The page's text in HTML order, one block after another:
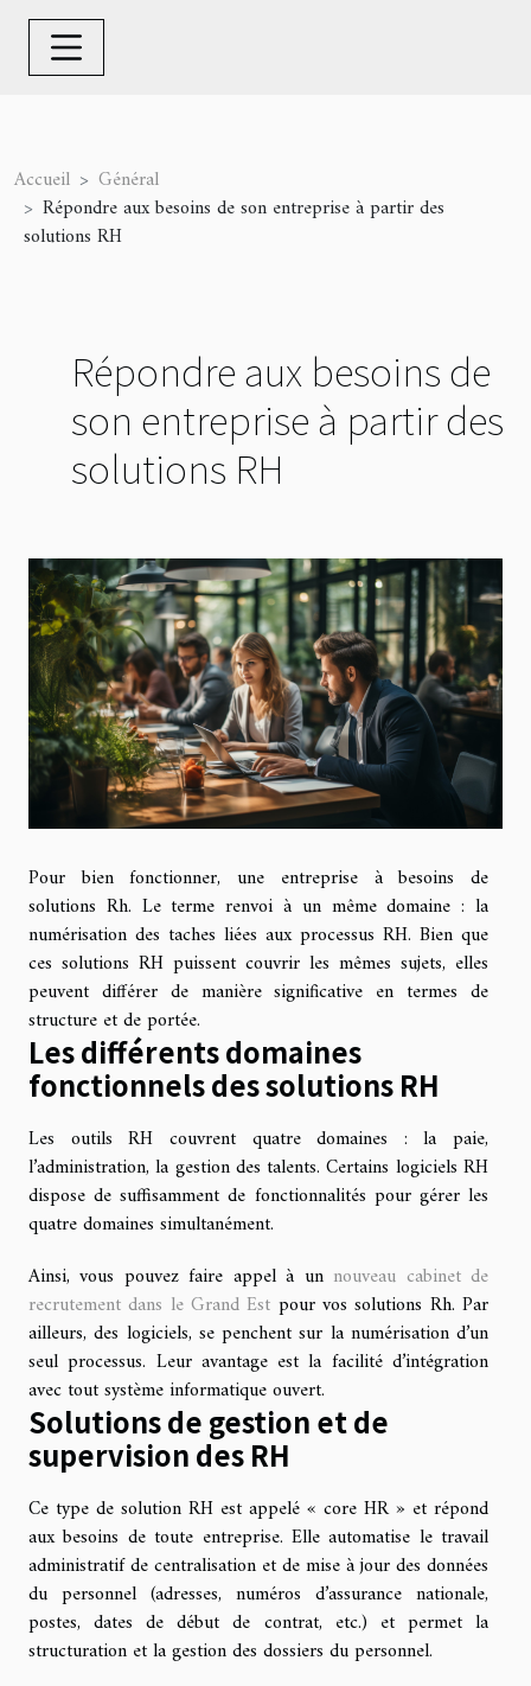
Accueil
Général
Répondre aux besoins de son entreprise à partir des
solutions RH
Répondre aux besoins de
son entreprise à partir des
solutions RH
Pour bien fonctionner, une entreprise à besoins de
solutions Rh. Le terme renvoi à un même domaine : la
numérisation des taches liées aux processus RH. Bien que
ces solutions RH puissent couvrir les mêmes sujets, elles
peuvent différer de manière significative en termes de
structure et de portée.
Les différents domaines
fonctionnels des solutions RH
Les outils RH couvrent quatre domaines : la paie,
l’administration, la gestion des talents. Certains logiciels RH
dispose de suffisamment de fonctionnalités pour gérer les
quatre domaines simultanément.
Ainsi, vous pouvez faire appel à un nouveau cabinet de
recrutement dans le Grand Est pour vos solutions Rh. Par
ailleurs, des logiciels, se penchent sur la numérisation d’un
seul processus. Leur avantage est la facilité d’intégration
avec tout système informatique ouvert.
Solutions de gestion et de
supervision des RH
Ce type de solution RH est appelé « core HR » et répond
aux besoins de toute entreprise. Elle automatise le travail
administratif de centralisation et de mise à jour des données
du personnel (adresses, numéros d’assurance nationale,
postes, dates de début de contrat, etc.) et permet la
structuration et la gestion des dossiers du personnel.